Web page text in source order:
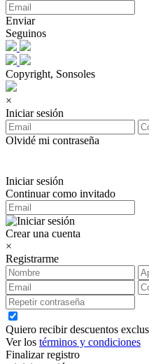
Enviar
Seguinos
Copyright, Sonsoles
×
Iniciar sesión
Olvidé mi contraseña
Iniciar sesión
Continuar como invitado
Crear una cuenta
×
Registrarme
Quiero recibir descuentos
Ver los términos y condiciones
Finalizar registro